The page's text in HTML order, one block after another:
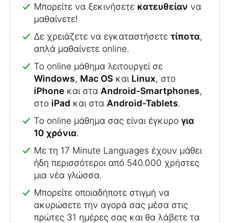
Μπορείτε να ξεκινήσετε κατευθείαν να
μαθαίνετε!
Δε χρειάζετε να εγκαταστήσετε τίποτα,
απλά μαθαίνετε online.
To online μάθημα λειτουργεί σε
Windows, Mac OS και Linux, στο
iPhone και στα Android-Smartphones,
στο iPad και στα Android-Tablets.
Το online μάθημα σας είναι έγκυρο για
10 χρόνια.
Με τη 17 Minute Languages έχουν μάθει
ήδη περισσότεροι από 540.000 χρήστες
μια νέα γλώσσα.
Μπορείτε οποιαδήποτε στιγμή να
ακυρώσετε την αγορά σας μέσα στις
πρώτες 31 ημέρες σας και θα λάβετε τα